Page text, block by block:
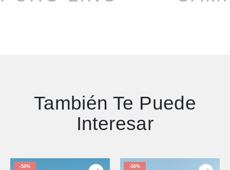
También Te Puede
Interesar
-50% -50%